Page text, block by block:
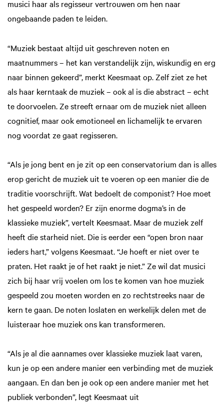
musici haar als regisseur vertrouwen om hen naar
ongebaande paden te leiden.
“Muziek bestaat altijd uit geschreven noten en
maatnummers – het kan verstandelijk zijn, wiskundig en erg
naar binnen gekeerd”, merkt Keesmaat op. Zelf ziet ze het
als haar kerntaak de muziek – ook al is die abstract – echt
te doorvoelen. Ze streeft ernaar om de muziek niet alleen
cognitief, maar ook emotioneel en lichamelijk te ervaren
nog voordat ze gaat regisseren.
“Als je jong bent en je zit op een conservatorium dan is alles
erop gericht de muziek uit te voeren op een manier die de
traditie voorschrijft. Wat bedoelt de componist? Hoe moet
het gespeeld worden? Er zijn enorme dogma’s in de
klassieke muziek”, vertelt Keesmaat. Maar de muziek zelf
heeft die starheid niet. Die is eerder een “open bron naar
ieders hart,” volgens Keesmaat. “Je hoeft er niet over te
praten. Het raakt je of het raakt je niet.” Ze wil dat musici
zich bij haar vrij voelen om los te komen van hoe muziek
gespeeld zou moeten worden en zo rechtstreeks naar de
kern te gaan. De noten loslaten en werkelijk delen met de
luisteraar hoe muziek ons kan transformeren.
“Als je al die aannames over klassieke muziek laat varen,
kun je op een andere manier een verbinding met de muziek
aangaan. En dan ben je ook op een andere manier met het
publiek verbonden”, legt Keesmaat uit